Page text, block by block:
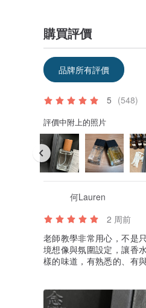
購買評價
品牌所有評價
5 (548)
評價中附上的照片
何Lauren
2 周前
老師教學非常用心，不是
境想像與氛圍設定，讓香
樣的味道，有熟悉的、有